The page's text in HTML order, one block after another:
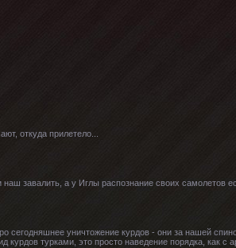
откуда прилетело...
наш завалить, а у Иглы распознание своих самолетов
сегодняшнее уничтожение курдов - они за нашей
курдов турками, это просто наведение порядка, как с